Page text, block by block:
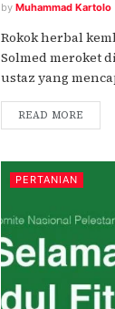
by Muhammad Kartolo
Rokok herbal
Solmed meroket
ustaz yang
READ MORE
PERTANIAN